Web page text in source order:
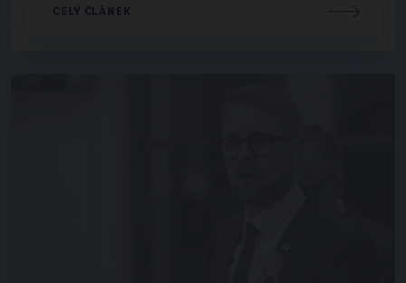
CELÝ ČLÁNEK